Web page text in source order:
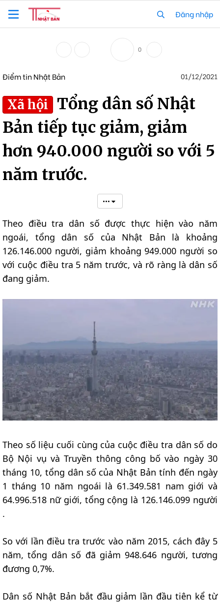
Đăng nhập
0
Điểm tin Nhật Bản 01/12/2021
Xã hội
Tổng dân số Nhật
Bản tiếp tục giảm, giảm
hơn 940.000 người so với 5
năm trước.
•••
Theo điều tra dân số được thực hiện vào năm
ngoái, tổng dân số của Nhật Bản là khoảng
126.146.000 người, giảm khoảng 949.000 người so
với cuộc điều tra 5 năm trước, và rõ ràng là dân số
đang giảm.
Theo số liệu cuối cùng của cuộc điều tra dân số do
Bộ Nội vụ và Truyền thông công bố vào ngày 30
tháng 10, tổng dân số của Nhật Bản tính đến ngày
1 tháng 10 năm ngoái là 61.349.581 nam giới và
64.996.518 nữ giới, tổng cộng là 126.146.099 người
.
So với lần điều tra trước vào năm 2015, cách đây 5
năm, tổng dân số đã giảm 948.646 người, tương
đương 0,7%.
Dân số Nhật Bản bắt đầu giảm lần đầu tiên kể từ